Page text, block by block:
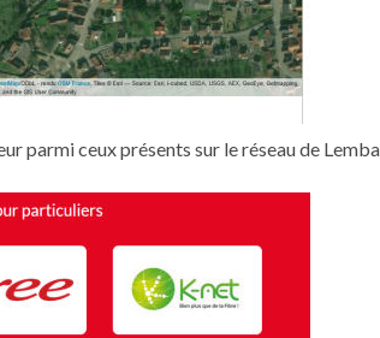
parmi ceux présents sur le réseau de